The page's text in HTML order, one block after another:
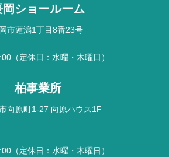
岡ショールーム
市蓮潟1丁目8番23号
（定休日：水曜・木曜日）
柏事業所
向原町1-27 向原ハウス1F
（定休日：水曜・木曜日）